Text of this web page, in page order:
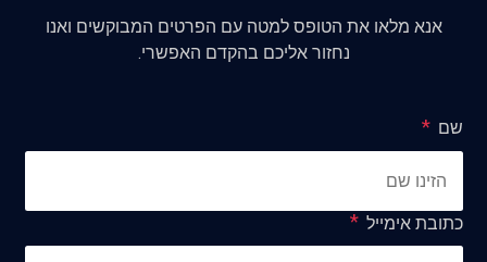
אנא מלאו את הטופס למטה עם הפרטים המבוקשים ואנו
נחזור אליכם בהקדם האפשרי.
שם
כתובת אימייל